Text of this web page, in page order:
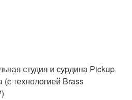
студия и сурдина Pickup
технологией Brass